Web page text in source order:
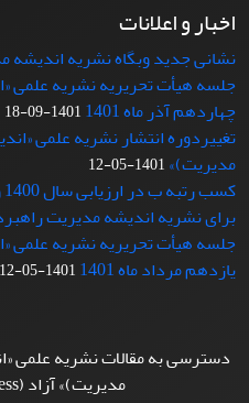
اخبار و اعلانات
نشانی جدید وبگاه نشریه اندیشه
جلسه هیأت تحریریه نشریه علمی
چهاردهم آذر ماه 1401
1401-09-18
تغییردوره انتشار نشریه علمی
مدیریت)»1401-05-12
برای نشریه اندیشه مدیریت
جلسه هیأت تحریریه نشریه علمی
یازدهم مرداد ماه 1401
1401-05-12
دسترسی به مقالات نشریه علمی
مدیریت)» آزاد (Open Access) است.